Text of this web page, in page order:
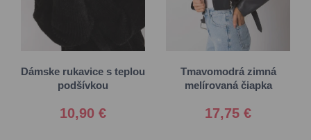
Dámske rukavice s teplou
podšívkou
10,90 €
L/XL
Tmavomodrá zimná
melírovaná čiapka
17,75 €
Univerzálna